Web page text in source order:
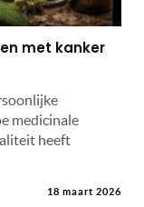
met kanker
medicinale
heeft
18 maart 2026